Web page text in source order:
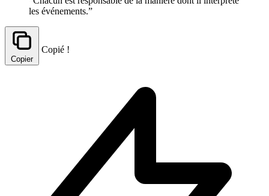
les événements.”
Copier
Copié !